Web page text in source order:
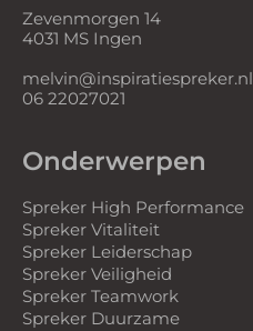
Zevenmorgen 14
4031 MS Ingen
melvin@inspiratiespreker.nl
06 22027021
Onderwerpen
Spreker High Performance
Spreker Vitaliteit
Spreker Leiderschap
Spreker Veiligheid
Spreker Teamwork
Spreker Duurzame